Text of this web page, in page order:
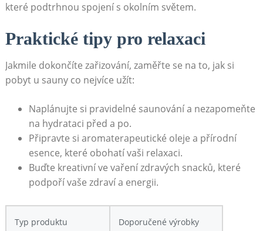
které podtrhnou spojení ⁢s okolním ⁢světem.
Praktické tipy‍ pro relaxaci
Jakmile⁢ dokončíte zařizování, ‌zaměřte⁣ se⁣ na ‍to, jak ​si
pobyt u ⁤sauny ⁢co nejvíce⁣ užít:
Naplánujte si‍ pravidelné ‌saunování a nezapomeňte
na ‌hydrataci před a po.
Připravte si aromaterapeutické oleje a přírodní‍
esence, které⁢ obohatí ⁢vaši relaxaci.
Buďte ‍kreativní ve ⁢vaření zdravých snacků, které
podpoří vaše zdraví ​a energii.
Typ‍ produktu Doporučené‌ výrobky